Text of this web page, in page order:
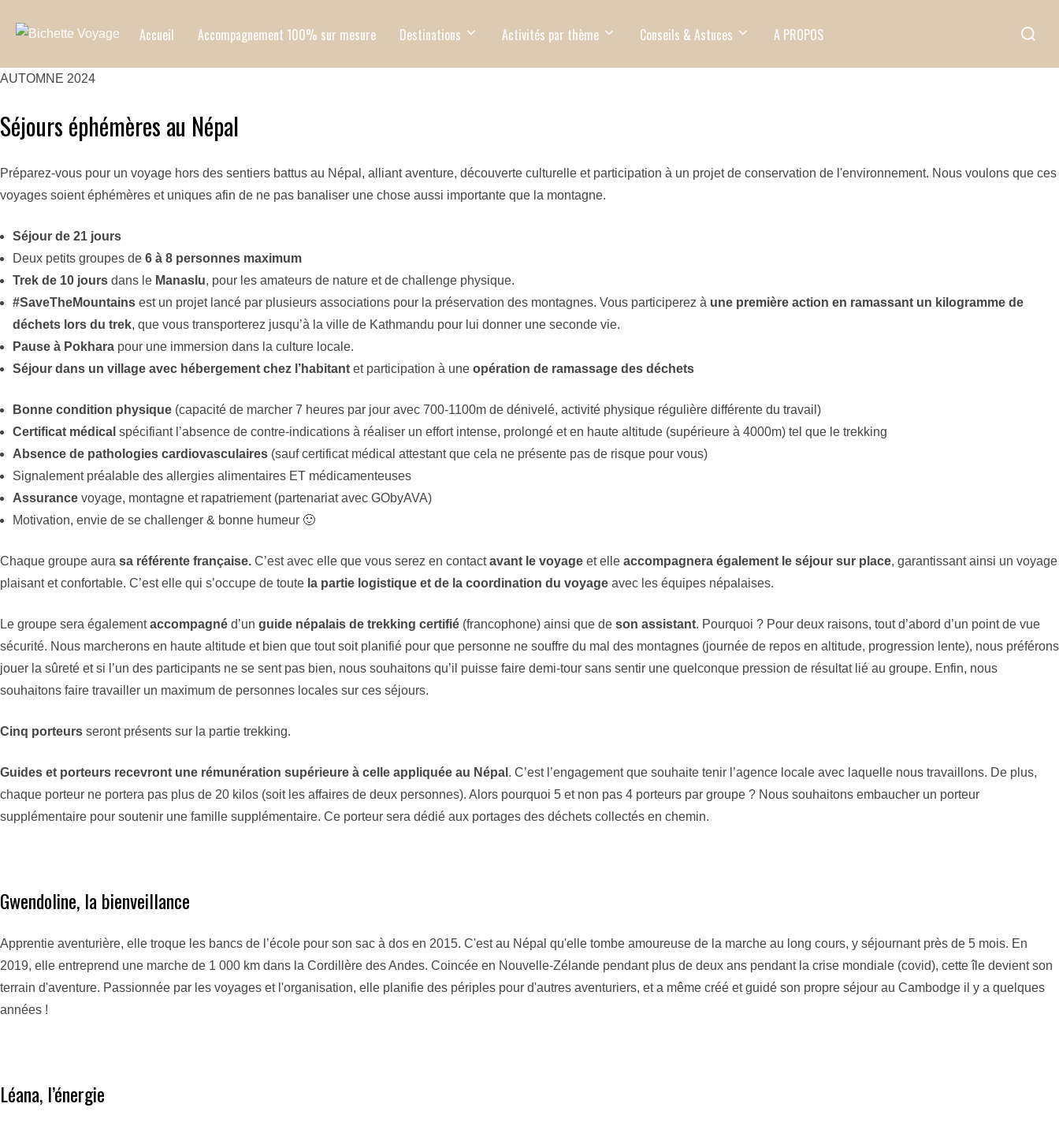
Accueil Accompagnement 100% sur mesure Destinations Activités par thème Conseils & Astuces A PROPOS
AUTOMNE 2024
Séjours éphémères au Népal
Préparez-vous pour un voyage hors des sentiers battus au Népal, alliant aventure, découverte culturelle et participation à un projet de conservation de l'environnement. Nous voulons que ces
voyages soient éphémères et uniques afin de ne pas banaliser une chose aussi importante que la montagne.
Séjour de 21 jours
Deux petits groupes de 6 à 8 personnes maximum
Trek de 10 jours dans le Manaslu, pour les amateurs de nature et de challenge physique.
#SaveTheMountains est un projet lancé par plusieurs associations pour la préservation des montagnes. Vous participerez à une première action en ramassant un kilogramme de
déchets lors du trek, que vous transporterez jusqu’à la ville de Kathmandu pour lui donner une seconde vie.
Pause à Pokhara pour une immersion dans la culture locale.
Séjour dans un village avec hébergement chez l’habitant et participation à une opération de ramassage des déchets
Bonne condition physique (capacité de marcher 7 heures par jour avec 700-1100m de dénivelé, activité physique régulière différente du travail)
Certificat médical spécifiant l’absence de contre-indications à réaliser un effort intense, prolongé et en haute altitude (supérieure à 4000m) tel que le trekking
Absence de pathologies cardiovasculaires (sauf certificat médical attestant que cela ne présente pas de risque pour vous)
Signalement préalable des allergies alimentaires ET médicamenteuses
Assurance voyage, montagne et rapatriement (partenariat avec GObyAVA)
Motivation, envie de se challenger & bonne humeur 🙂
Chaque groupe aura sa référente française. C’est avec elle que vous serez en contactavant le voyage et elle accompagnera également le séjour sur place, garantissant ainsi un voyage
plaisant et confortable. C’est elle qui s’occupe de toute la partie logistique et de la coordination du voyage avec les équipes népalaises.
Le groupe sera égalementaccompagné d’un guide népalais de trekking certifié (francophone) ainsi que de son assistant. Pourquoi ? Pour deux raisons, tout d’abord d’un point de vue
sécurité. Nous marcherons en haute altitude et bien que tout soit planifié pour que personne ne souffre du mal des montagnes (journée de repos en altitude, progression lente), nous préférons
jouer la sûreté et si l’un des participants ne se sent pas bien, nous souhaitons qu’il puisse faire demi-tour sans sentir une quelconque pression de résultat lié au groupe. Enfin, nous
souhaitons faire travailler un maximum de personnes locales sur ces séjours.
Cinq porteurs seront présents sur la partie trekking.
Guides et porteurs recevront une rémunération supérieure à celle appliquée au Népal . C’est l’engagement que souhaite tenir l’agence locale avec laquelle nous travaillons. De plus,
chaque porteur ne portera pas plus de 20 kilos (soit les affaires de deux personnes). Alors pourquoi 5 et non pas 4 porteurs par groupe ? Nous souhaitons embaucher un porteur
supplémentaire pour soutenir une famille supplémentaire. Ce porteur sera dédié aux portages des déchets collectés en chemin.
Gwendoline, la bienveillance
Apprentie aventurière, elle troque les bancs de l’école pour son sac à dos en 2015. C'est au Népal qu'elle tombe amoureuse de la marche au long cours, y séjournant près de 5 mois. En
2019, elle entreprend une marche de 1 000 km dans la Cordillère des Andes. Coincée en Nouvelle-Zélande pendant plus de deux ans pendant la crise mondiale (covid), cette île devient son
terrain d'aventure. Passionnée par les voyages et l'organisation, elle planifie des périples pour d'autres aventuriers, et a même créé et guidé son propre séjour au Cambodge il y a quelques
années !
Léana, l’énergie